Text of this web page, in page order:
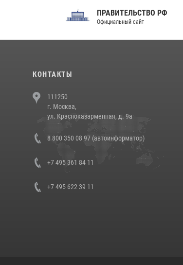
ПРАВИТЕЛЬСТВО РФ
Официальный сайт
КОНТАКТЫ
111250
г. Москва,
ул. Красноказарменная, д. 9а
8 800 350 08 97 (автоинформатор)
+7 495 361 84 11
+7 495 622 39 11